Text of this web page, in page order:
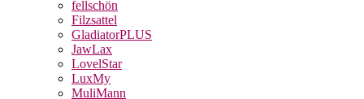
fellschön
Filzsattel
GladiatorPLUS
JawLax
LovelStar
LuxMy
MuliMann